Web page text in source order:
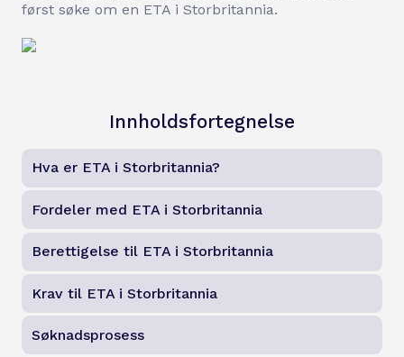
først søke om en ETA i Storbritannia.
Innholdsfortegnelse
Hva er ETA i Storbritannia?
Fordeler med ETA i Storbritannia
Berettigelse til ETA i Storbritannia
Krav til ETA i Storbritannia
Søknadsprosess